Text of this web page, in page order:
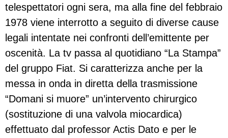
telespettatori ogni sera, ma alla fine del febbraio
1978 viene interrotto a seguito di diverse cause
legali intentate nei confronti dell’emittente per
oscenità. La tv passa al quotidiano “La Stampa”
del gruppo Fiat. Si caratterizza anche per la
messa in onda in diretta della trasmissione
“Domani si muore” un’intervento chirurgico
(sostituzione di una valvola miocardica)
effettuato dal professor Actis Dato e per le